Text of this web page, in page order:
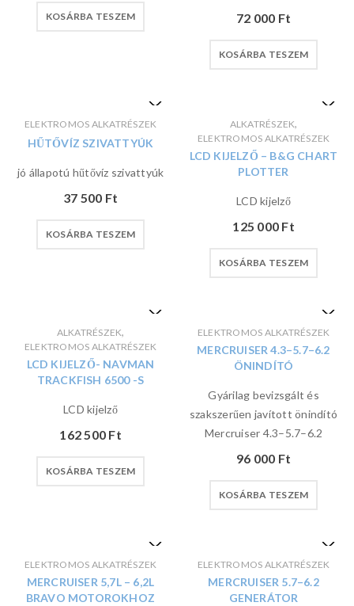
KOSÁRBA TESZEM 72 000 Ft
KOSÁRBA TESZEM
ELEKTROMOS ALKATRÉSZEK
HŰTŐVÍZ SZIVATTYÚK
jó állapotú hűtővíz szivattyúk
37 500 Ft
KOSÁRBA TESZEM
ALKATRÉSZEK,
ELEKTROMOS ALKATRÉSZEK
LCD KIJELZŐ – B&G CHART
PLOTTER
LCD kijelző
125 000 Ft
KOSÁRBA TESZEM
ALKATRÉSZEK,
ELEKTROMOS ALKATRÉSZEK
LCD KIJELZŐ- NAVMAN
TRACKFISH 6500 -S
LCD kijelző
162 500 Ft
KOSÁRBA TESZEM
ELEKTROMOS ALKATRÉSZEK
MERCRUISER 4.3–5.7–6.2
ÖNINDÍTÓ
Gyárilag bevizsgált és
szakszerűen javított önindító
Mercruiser 4.3–5.7–6.2
96 000 Ft
KOSÁRBA TESZEM
ELEKTROMOS ALKATRÉSZEK
MERCRUISER 5,7L – 6,2L
BRAVO MOTOROKHOZ
ELEKTROMOS ALKATRÉSZEK
MERCRUISER 5.7–6.2
GENERÁTOR